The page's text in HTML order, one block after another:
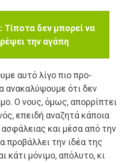
Τίποτα δεν μπορεί να
την αγάπη
αυτό λίγο πιο προ­
ανακαλύψουμε ότι δεν
Ο νους, όμως, απορρίπτει
επειδή αναζητά κάποια
και μέσα από την
προβάλλει την ιδέα της
κάτι μόνιμο, απόλυτο, κι